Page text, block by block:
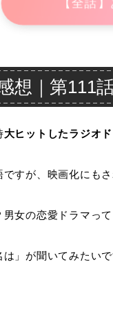
【全話
感想｜第
大ヒットしたラジオ
すが、映画化にも
女の恋愛ドラマっ
」が聞いてみたい